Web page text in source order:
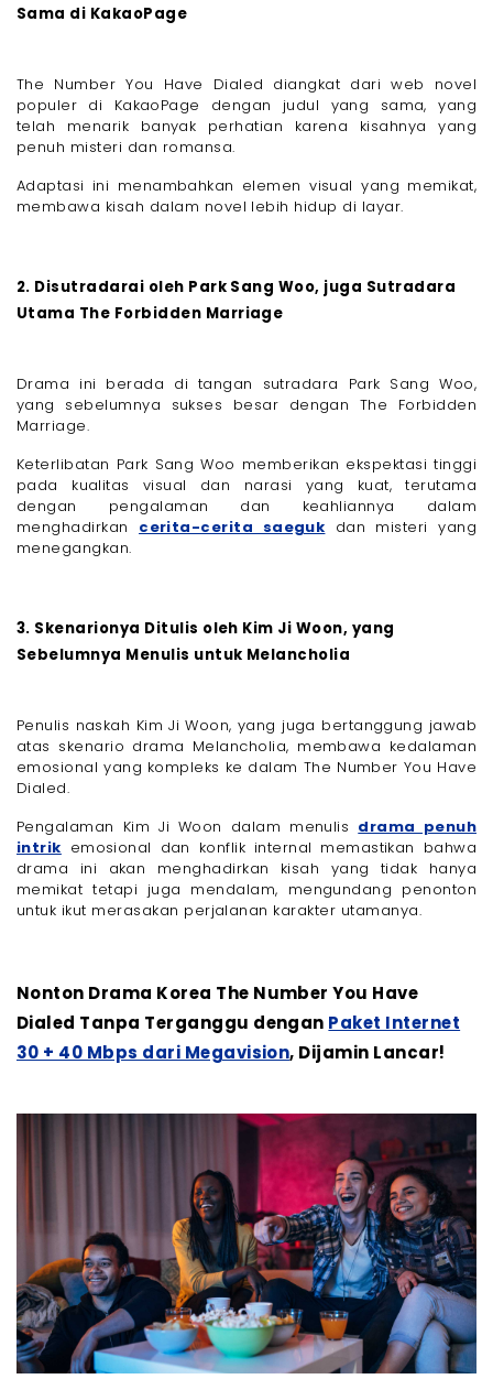
Sama di KakaoPage
The Number You Have Dialed diangkat dari web novel
populer di KakaoPage dengan judul yang sama, yang
telah menarik banyak perhatian karena kisahnya yang
penuh misteri dan romansa.
Adaptasi ini menambahkan elemen visual yang memikat,
membawa kisah dalam novel lebih hidup di layar.
2. Disutradarai oleh Park Sang Woo, juga Sutradara
Utama The Forbidden Marriage
Drama ini berada di tangan sutradara Park Sang Woo,
yang sebelumnya sukses besar dengan The Forbidden
Marriage.
Keterlibatan Park Sang Woo memberikan ekspektasi tinggi
pada kualitas visual dan narasi yang kuat, terutama
dengan pengalaman dan keahliannya dalam
menghadirkan cerita-cerita saeguk dan misteri yang
menegangkan.
3. Skenarionya Ditulis oleh Kim Ji Woon, yang
Sebelumnya Menulis untuk Melancholia
Penulis naskah Kim Ji Woon, yang juga bertanggung jawab
atas skenario drama Melancholia, membawa kedalaman
emosional yang kompleks ke dalam The Number You Have
Dialed.
Pengalaman Kim Ji Woon dalam menulis drama penuh
intrik emosional dan konflik internal memastikan bahwa
drama ini akan menghadirkan kisah yang tidak hanya
memikat tetapi juga mendalam, mengundang penonton
untuk ikut merasakan perjalanan karakter utamanya.
Nonton Drama Korea The Number You Have
Dialed Tanpa Terganggu dengan Paket Internet
30 + 40 Mbps dari Megavision, Dijamin Lancar!